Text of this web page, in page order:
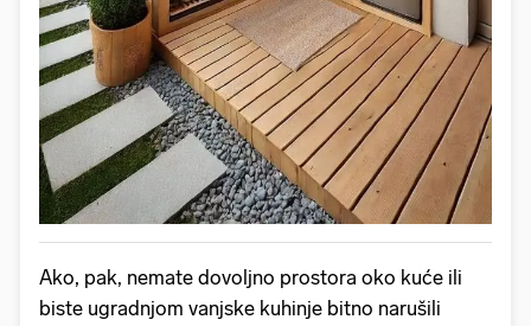
Ako, pak, nemate dovoljno prostora oko kuće ili
biste ugradnjom vanjske kuhinje bitno narušili